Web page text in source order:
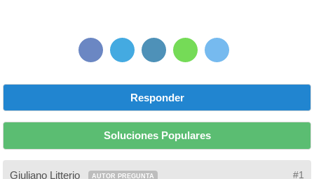
Responder
Soluciones Populares
Giuliano Litterio AUTOR PREGUNTA #1